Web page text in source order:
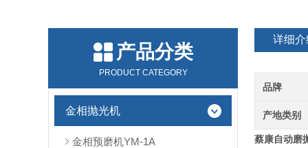
产品分类
PRODUCT CATEGORY
金相抛光机
金相预磨机YM-1A
详细介
品牌
产地类别
蔡康自动磨